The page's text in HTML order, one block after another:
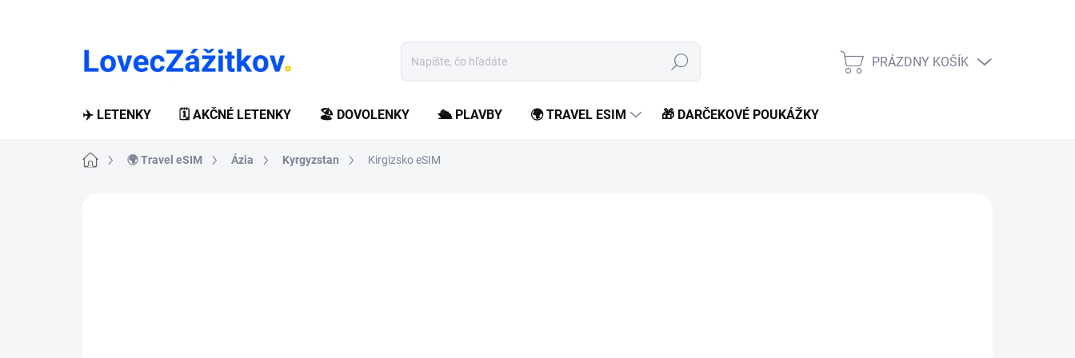
Hľadať
NÁKUPNÝ
PRÁZDNY KOŠÍK
✈️ LETENKY 🗓️ AKČNÉ LETENKY 🏖️ DOVOLENKY 🛳️ PLAVBY 🌍 TRAVEL ESIM 🎁 DARČEKOVÉ POUKÁŽKY
Domov🌍 Travel eSIM Ázia Kyrgyzstan Kirgizsko eSIM